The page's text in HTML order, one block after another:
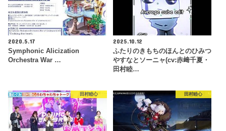
2020.5.17
Symphonic Alicization
Orchestra War …
2025.10.12
ふたりのきもちのほんとのひみつ
やすなとソーニャ(cv:赤﨑千夏・
田村睦…
田村睦心 田村睦心